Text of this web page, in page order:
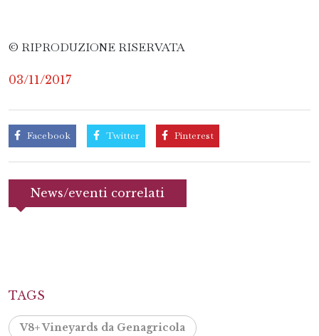
© RIPRODUZIONE RISERVATA
03/11/2017
Facebook Twitter Pinterest
News/eventi correlati
TAGS
V8+ Vineyards da Genagricola